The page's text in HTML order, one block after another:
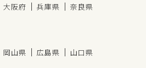
大阪府 兵庫県
奈良県
岡山県 広島県 山口県